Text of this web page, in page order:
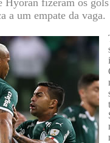
Hyoran fizeram os
a um empate da vaga.